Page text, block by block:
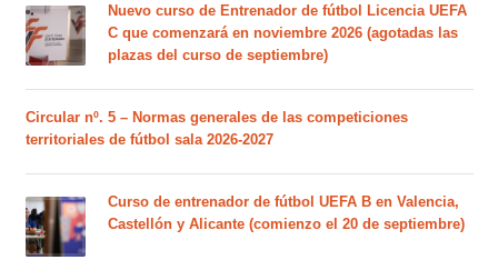
Nuevo curso de Entrenador de fútbol Licencia UEFA
C que comenzará en noviembre 2026 (agotadas las
plazas del curso de septiembre)
Circular nº. 5 – Normas generales de las competiciones
territoriales de fútbol sala 2026-2027
Curso de entrenador de fútbol UEFA B en Valencia,
Castellón y Alicante (comienzo el 20 de septiembre)